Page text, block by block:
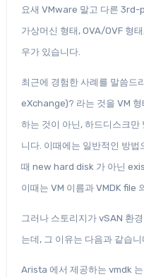
요새 VMware 말고 다른 3rd-party vendor 들도 본인들의 제품을
가상머신 형태, OVA/OVF 형
우가 있습니다.
최근에 경험한 사례를 말씀
eXchange)? 라는 것을 VM 형
하는 것이 아닌, 하드디스크
니다. 이때에는 일반적인 방
때 new hard disk 가 아닌
이때는 VM 이름과 VMDK file
그러나 스토리지가 vSAN 환
는데, 그 이유는 다음과 같습니
Arista 에서 제공하는 vmdk